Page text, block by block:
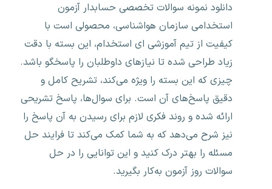
دانلود نمونه سوالات تخصصی حسابدار آزمون
استخدامی سازمان هواشناسی، محصولی است با
کیفیت از تیم آموزشی ای استخدام، این بسته با دقت
زیاد طراحی شده تا نیازهای داوطلبان را پاسخگو باشد.
چیزی که این بسته را ویژه می‌کند، تشریح کامل و
دقیق پاسخ‌های آن است. برای سوال‌ها، پاسخ تشریحی
ارائه شده و روند فکری لازم برای رسیدن به آن پاسخ را
نیز شرح می‌دهد که به شما کمک می‌کند تا فرایند حل
مسئله را بهتر درک کنید و این توانایی را در حل
سوالات روز آزمون به‌کار بگیرید.